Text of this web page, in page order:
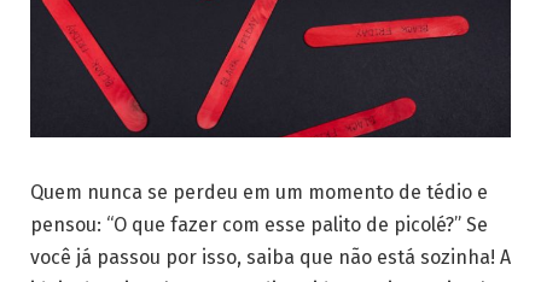
Quem nunca se perdeu em um momento de tédio e
pensou: “O que fazer com esse palito de picolé?” Se
você já passou por isso, saiba que não está sozinha! A